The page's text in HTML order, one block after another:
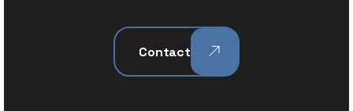
Contact